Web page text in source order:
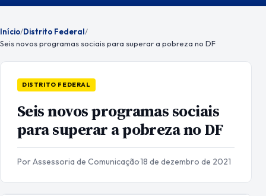
Menu
Início/Distrito Federal/
Seis novos programas sociais para superar a pobreza no DF
DISTRITO FEDERAL
Seis novos programas sociais
para superar a pobreza no DF
Por Assessoria de Comunicação·18 de dezembro de 2021